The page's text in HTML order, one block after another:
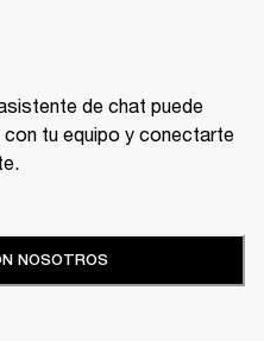
de chat puede
tu equipo y conectarte
NOSOTROS